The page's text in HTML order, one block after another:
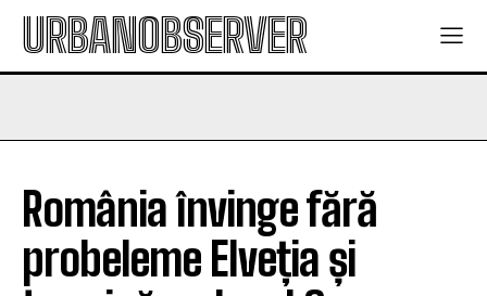
URBANOBSERVER
România învinge fără
probeleme Elveția și